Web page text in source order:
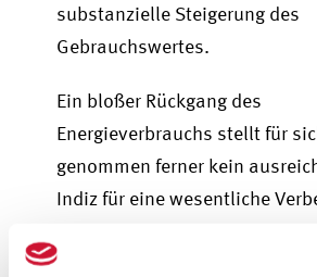
substanzielle Steigerung des
Gebrauchswertes.
Ein bloßer Rückgang des
Energieverbrauchs stellt für
genommen ferner kein
Indiz für eine wesentliche
dar.
Damit bleibt etwa der